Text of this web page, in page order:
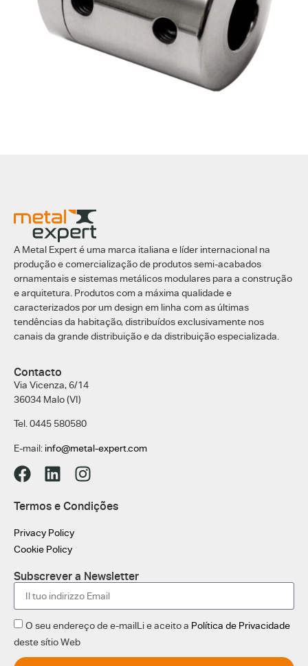
A Metal Expert é uma marca italiana e líder internacional na
produção e comercialização de produtos semi-acabados
ornamentais e sistemas metálicos modulares para a construção
e arquitetura. Produtos com a máxima qualidade e
caracterizados por um design em linha com as últimas
tendências da habitação, distribuídos exclusivamente nos
canais da grande distribuição e da distribuição especializada.
Contacto
Via Vicenza, 6/14
36034 Malo (VI)
Tel. 0445 580580
E-mail: info@metal-expert.com
Termos e Condições
Privacy Policy
Cookie Policy
Subscrever a Newsletter
O seu endereço de e-mailLi e aceito a Política de Privacidade
deste sítio Web